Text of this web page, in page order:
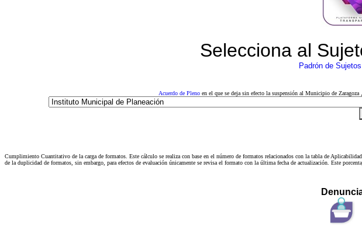
Selecciona al
Padrón de
Acuerdo de Pleno en el que se deja sin efecto la suspensión al Municipio de
Cumplimiento Cuantitativo de la carga de formatos. Este cálculo se realiza con base en el número de formatos relacionados con la tabla de
de la duplicidad de formatos, sin embargo, para efectos de evaluación únicamente se revisa el formato con la última fecha de actualización. Este